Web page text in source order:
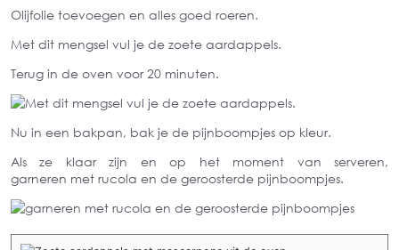
Olijfolie toevoegen en alles goed roeren.
Met dit mengsel vul je de zoete aardappels.
Terug in de oven voor 20 minuten.
Nu in een bakpan, bak je de pijnboompjes op kleur.
Als ze klaar zijn en op het moment van serveren,
garneren met rucola en de geroosterde pijnboompjes.